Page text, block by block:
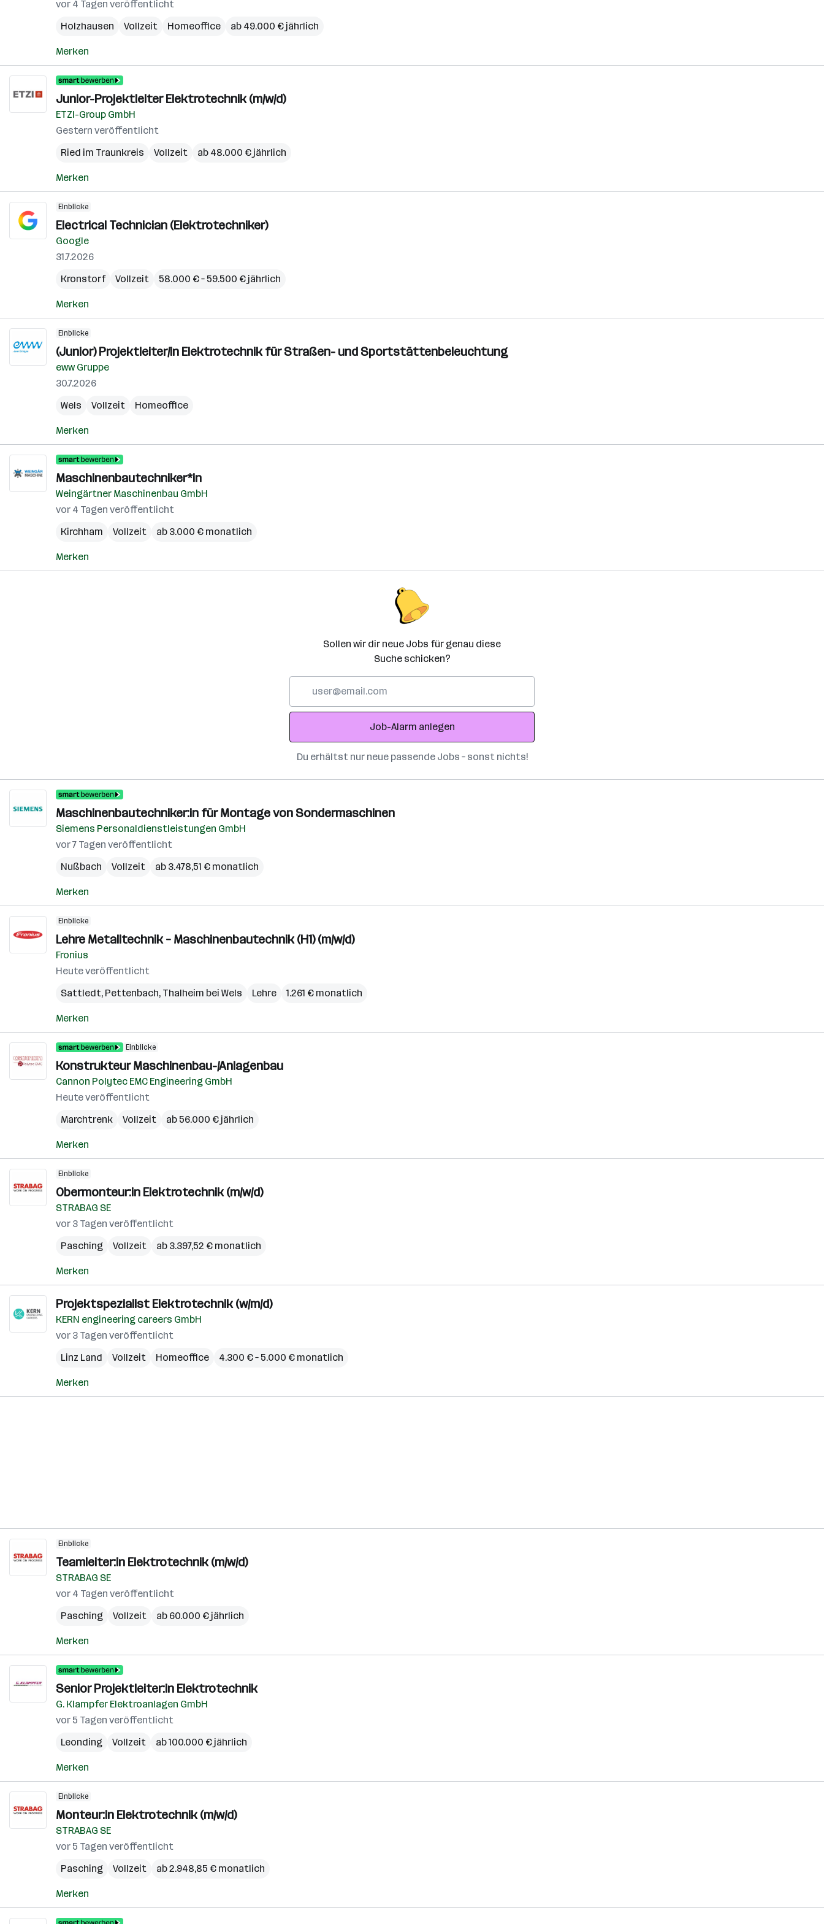
vor 4 Tagen veröffentlicht
Holzhausen
Vollzeit Homeoffice ab 49.000 € jährlich
Merken
Junior-Projektleiter Elektrotechnik (m/w/d)
ETZI-Group GmbH
Gestern veröffentlicht
Ried im Traunkreis
Vollzeit ab 48.000 € jährlich
Merken
Einblicke
Electrical Technician (Elektrotechniker)
Google
31.7.2026
Kronstorf
Vollzeit 58.000 € – 59.500 € jährlich
Merken
Einblicke
(Junior) Projektleiter/in Elektrotechnik für Straßen- und Sportstättenbeleuchtung
eww Gruppe
30.7.2026
Wels
Vollzeit Homeoffice
Merken
Maschinenbautechniker*in
Weingärtner Maschinenbau GmbH
vor 4 Tagen veröffentlicht
Kirchham
Vollzeit ab 3.000 € monatlich
Merken
Sollen wir dir neue Jobs für genau diese
Suche schicken?
Adresse
Job-Alarm anlegen
Du erhältst nur neue passende Jobs – sonst nichts!
Maschinenbautechniker:in für Montage von Sondermaschinen
Siemens Personaldienstleistungen GmbH
vor 7 Tagen veröffentlicht
Nußbach
Vollzeit ab 3.478,51 € monatlich
Merken
Einblicke
Lehre Metalltechnik – Maschinenbautechnik (H1) (m/w/d)
Fronius
Heute veröffentlicht
Sattledt, Pettenbach, Thalheim bei Wels Lehre 1.261 € monatlich
Merken
Einblicke
Konstrukteur Maschinenbau-/Anlagenbau
Cannon Polytec EMC Engineering GmbH
Heute veröffentlicht
Marchtrenk
Vollzeit ab 56.000 € jährlich
Merken
Einblicke
Obermonteur:in Elektrotechnik (m/w/d)
STRABAG SE
vor 3 Tagen veröffentlicht
Pasching
Vollzeit ab 3.397,52 € monatlich
Merken
Projektspezialist Elektrotechnik (w/m/d)
KERN engineering careers GmbH
vor 3 Tagen veröffentlicht
Linz Land
Vollzeit Homeoffice 4.300 € – 5.000 € monatlich
Merken
Einblicke
Teamleiter:in Elektrotechnik (m/w/d)
STRABAG SE
vor 4 Tagen veröffentlicht
Pasching
Vollzeit ab 60.000 € jährlich
Merken
Senior Projektleiter:in Elektrotechnik
G. Klampfer Elektroanlagen GmbH
vor 5 Tagen veröffentlicht
Leonding
Vollzeit ab 100.000 € jährlich
Merken
Einblicke
Monteur:in Elektrotechnik (m/w/d)
STRABAG SE
vor 5 Tagen veröffentlicht
Pasching
Vollzeit ab 2.948,85 € monatlich
Merken